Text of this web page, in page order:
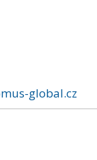
global.cz